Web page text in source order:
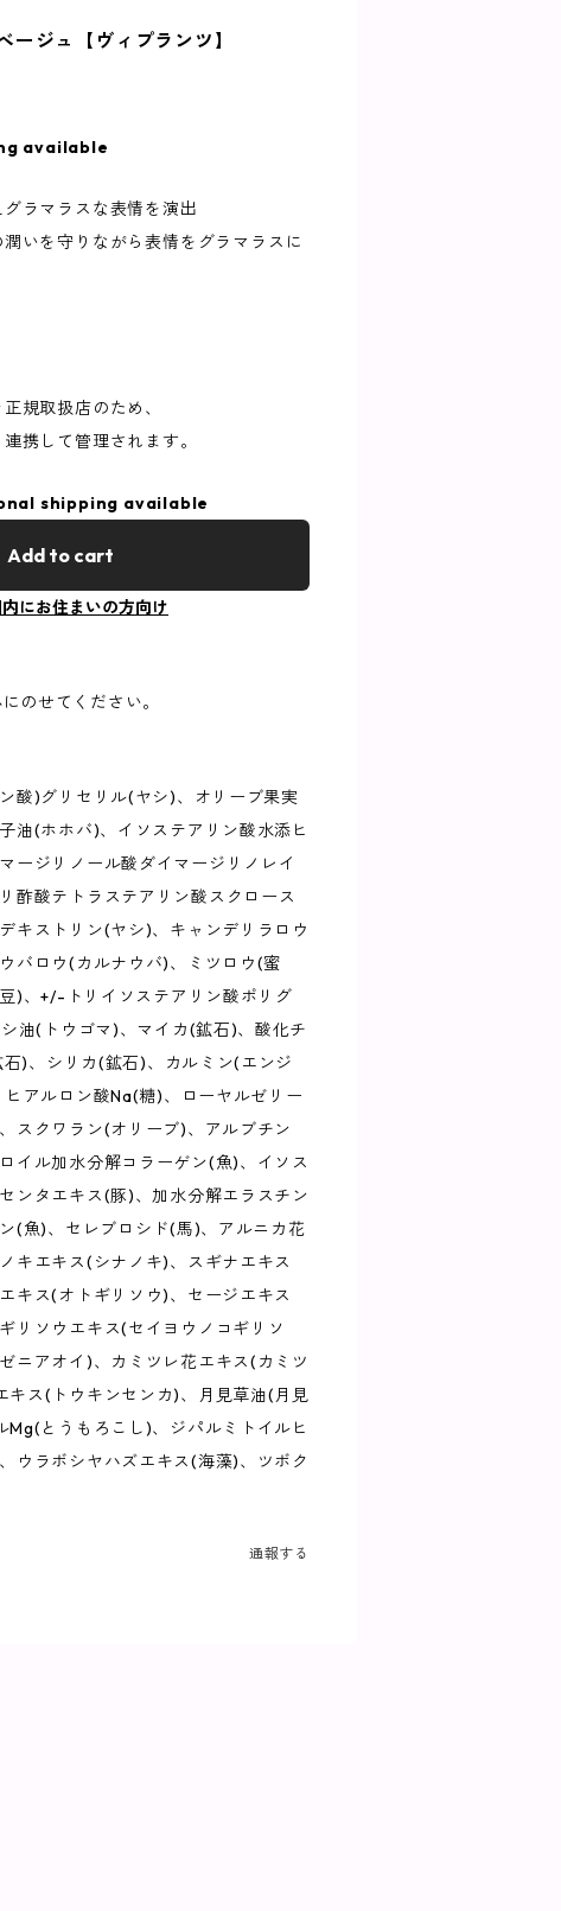
ージュ【ヴィプランツ】
available
ラマラスな表情を演出
いを守りながら表情をグラマラスに
規取扱店のため、
携して管理されます。
shipping available
Add to cart
にお住まいの方向け
のせてください。
酸)グリセリル(ヤシ)、オリーブ果実
油(ホホバ)、イソステアリン酸水添ヒ
ージリノール酸ダイマージリノレイ
酢酸テトラステアリン酸スクロース
キストリン(ヤシ)、キャンデリラロウ
バロウ(カルナウバ)、ミツロウ(蜜
)、+/-トリイソステアリン酸ポリグ
油(トウゴマ)、マイカ(鉱石)、酸化チ
)、シリカ(鉱石)、カルミン(エンジ
アルロン酸Na(糖)、ローヤルゼリー
スクワラン(オリーブ)、アルブチン
イル加水分解コラーゲン(魚)、イソス
ンタエキス(豚)、加水分解エラスチン
(魚)、セレブロシド(馬)、アルニカ花
キエキス(シナノキ)、スギナエキス
キス(オトギリソウ)、セージエキス
リソウエキス(セイヨウノコギリソ
ニアオイ)、カミツレ花エキス(カミツ
キス(トウキンセンカ)、月見草油(月見
Mg(とうもろこし)、ジパルミトイルヒ
ウラボシヤハズエキス(海藻)、ツボク
通報する